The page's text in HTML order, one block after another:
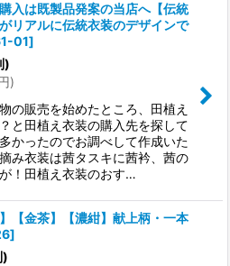
入は既製品発案の当店へ【伝統
リアルに伝統衣装のデザインで
01]
)
)
の販売を始めたところ、田植え
と田植え衣装の購入先を探して
かったのでお調べして作成いた
み衣装は茜タスキに茜衿、茜の
！田植え衣装のおす…
【金茶】【濃紺】献上柄・一本
]
)